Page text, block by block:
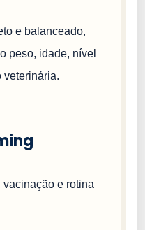
e balanceado,
peso, idade, nível
veterinária.
e rotina